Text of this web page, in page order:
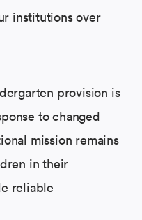
institutions over
provision is
to changed
mission remains
in their
reliable